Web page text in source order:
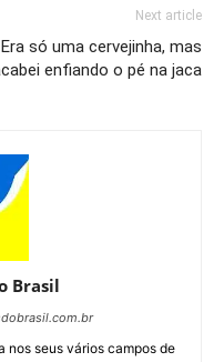
Next article
Era só uma cervejinha, mas
enfiando o pé na jaca
Brasil
nos seus vários campos de